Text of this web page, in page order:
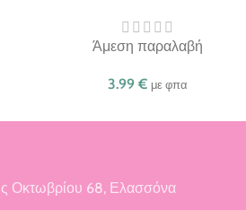
Άμεση παραλαβή
3.99 € με φπα
Οκτωβρίου 68, Ελασσόνα